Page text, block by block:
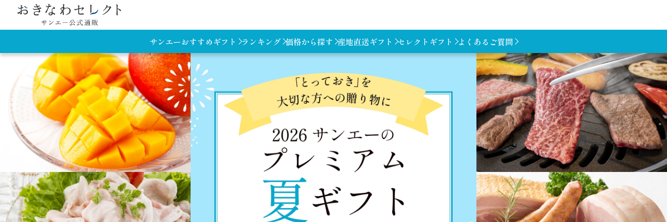
サンエーおすすめギフト ランキング 価格から探す 産地直送ギフト セレクトギフト よくあるご質問